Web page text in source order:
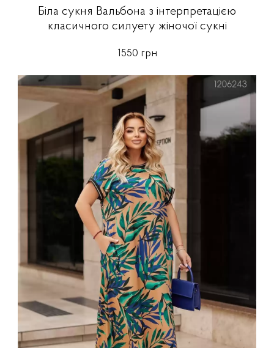
Біла сукня Вальбона з інтерпретацією
класичного силуету жіночої сукні
1550 грн